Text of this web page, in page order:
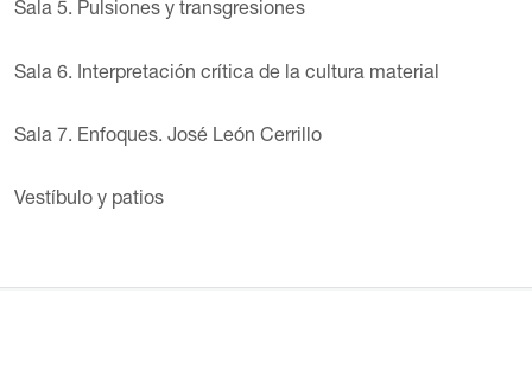
Sala 5. Pulsiones y transgresiones
Sala 6. Interpretación crítica de la cultura material
Sala 7. Enfoques. José León Cerrillo
Vestíbulo y patios